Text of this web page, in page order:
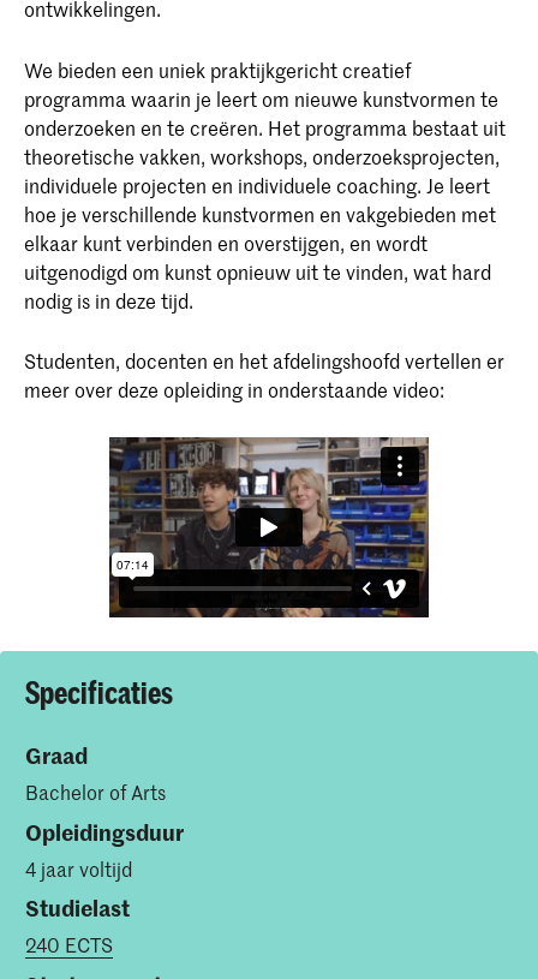
ontwikkelingen.
We bieden een uniek praktijkgericht creatief
programma waarin je leert om nieuwe kunstvormen te
onderzoeken en te creëren. Het programma bestaat uit
theoretische vakken, workshops, onderzoeksprojecten,
individuele projecten en individuele coaching. Je leert
hoe je verschillende kunstvormen en vakgebieden met
elkaar kunt verbinden en overstijgen, en wordt
uitgenodigd om kunst opnieuw uit te vinden, wat hard
nodig is in deze tijd.
Studenten, docenten en het afdelingshoofd vertellen er
meer over deze opleiding in onderstaande video:
Specificaties
Graad
Bachelor of Arts
Opleidingsduur
4 jaar voltijd
Studielast
240 ECTS